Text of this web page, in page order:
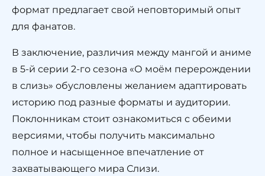
формат предлагает свой неповторимый опыт
для фанатов.
В заключение, различия между мангой и аниме
в 5-й серии 2-го сезона «О моём перерождении
в слизь» обусловлены желанием адаптировать
историю под разные форматы и аудитории.
Поклонникам стоит ознакомиться с обеими
версиями, чтобы получить максимально
полное и насыщенное впечатление от
захватывающего мира Слизи.